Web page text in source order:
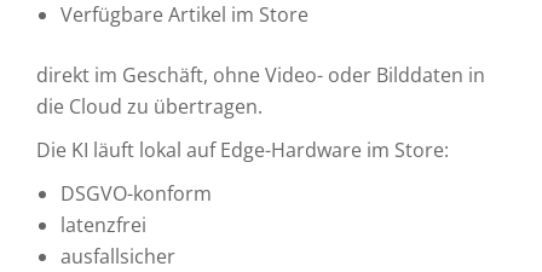
Verfügbare Artikel im Store
direkt im Geschäft, ohne Video- oder Bilddaten in
die Cloud zu übertragen.
Die KI läuft lokal auf Edge-Hardware im Store:
DSGVO-konform
latenzfrei
ausfallsicher